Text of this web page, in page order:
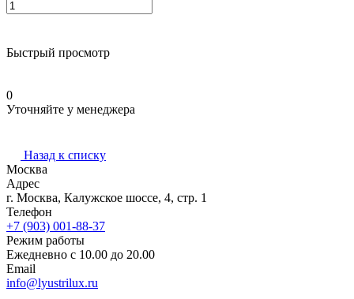
Быстрый просмотр
0
Уточняйте у менеджера
Назад к списку
Москва
Адрес
г. Москва, Калужское шоссе, 4, стр. 1
Телефон
+7 (903) 001-88-37
Режим работы
Ежедневно с 10.00 до 20.00
Email
info@lyustrilux.ru